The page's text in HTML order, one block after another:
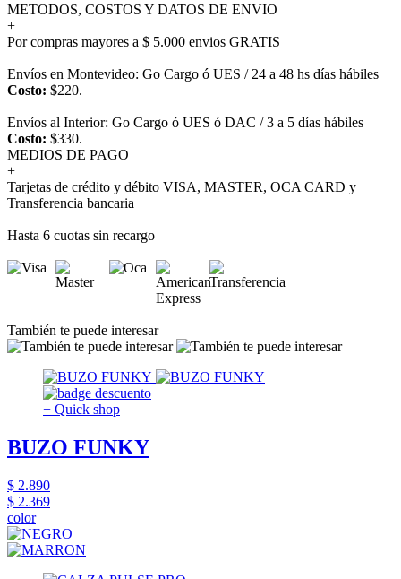
METODOS, COSTOS Y DATOS DE ENVIO
+
Por compras mayores a $ 5.000 envios GRATIS
Envíos en Montevideo: Go Cargo ó UES / 24 a 48 hs días hábiles
Costo: $220.
Envíos al Interior: Go Cargo ó UES ó DAC / 3 a 5 días hábiles
Costo: $330.
MEDIOS DE PAGO
+
Tarjetas de crédito y débito VISA, MASTER, OCA CARD y
Transferencia bancaria
Hasta 6 cuotas sin recargo
También te puede interesar
+ Quick shop
BUZO FUNKY
$ 2.890
$ 2.369
color